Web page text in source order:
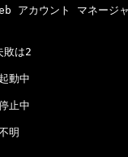
ウント マネージ
は2
動中
止中
明